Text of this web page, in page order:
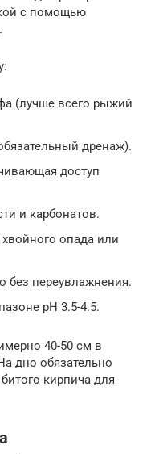
с помощью
(лучше всего рыжий
дренаж).
доступ
и карбонатов.
опада или
без переувлажнения.
pH 3.5-4.5.
40-50 см в
дно обязательно
кирпича для